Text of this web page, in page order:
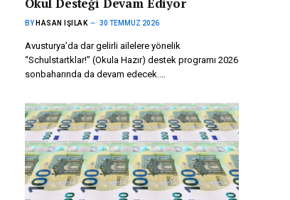
Okul Desteği Devam Ediyor
BY HASAN IŞILAK 30 TEMMUZ 2026
Avusturya’da dar gelirli ailelere yönelik
“Schulstartklar!” (Okula Hazır) destek programı 2026
sonbaharında da devam edecek.…